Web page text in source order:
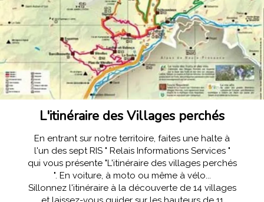
L'itinéraire des Villages perchés
En entrant sur notre territoire, faites une halte à
l'un des sept RIS " Relais Informations Services "
qui vous présente "L'itinéraire des villages perchés
". En voiture, à moto ou même à vélo...
Sillonnez l'itinéraire à la découverte de 14 villages